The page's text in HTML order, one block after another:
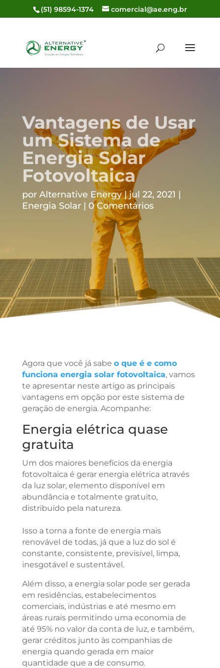
(51) 98594-1374 comercial@ae.eng.br
Vantagens de Usar
um Sistema de
Energia Solar
Fotovoltaica
por Alternative Energy
jul 22, 2021
Energia Solar
0 Comentários
Agora que você já sabe o que é e como
funciona energia solar fotovoltaica, vamos
te apresentar neste artigo as principais
vantagens em opção por este sistema de
geração de energia. Acompanhe:
Energia elétrica quase
gratuita
Um dos maiores benefícios da energia
fotovoltaica é gerar energia elétrica através
da luz solar, elemento disponível em
abundância e totalmente gratuito,
distribuído pela natureza.
Isso a torna a fonte de energia mais
renovável de todas, já que a luz do sol é
constante, consistente, previsível, limpa,
inesgotável e sustentável.
Além disso, a energia solar pode ser gerada
em residências, estabelecimentos
comerciais, indústrias e até mesmo em
áreas rurais permitindo uma economia de
até 95% no valor da conta de luz, e também,
gerar créditos junto às companhias de
energia quando gerada em maior
quantidade que a de consumo.